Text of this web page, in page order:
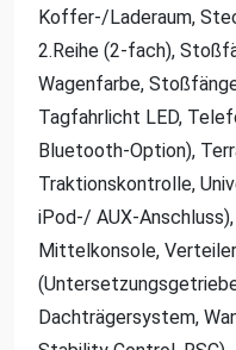
Koffer-/Laderaum,
2.Reihe (2-fach),
Wagenfarbe,
Tagfahrlicht LED,
Bluetooth-Option),
Traktionskontrolle,
iPod-/ AUX-
Mittelkonsole,
Dachträgersystem,